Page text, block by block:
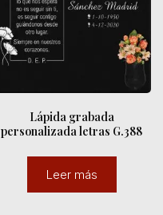
Lápida grabada
personalizada letras G.388
Leer más